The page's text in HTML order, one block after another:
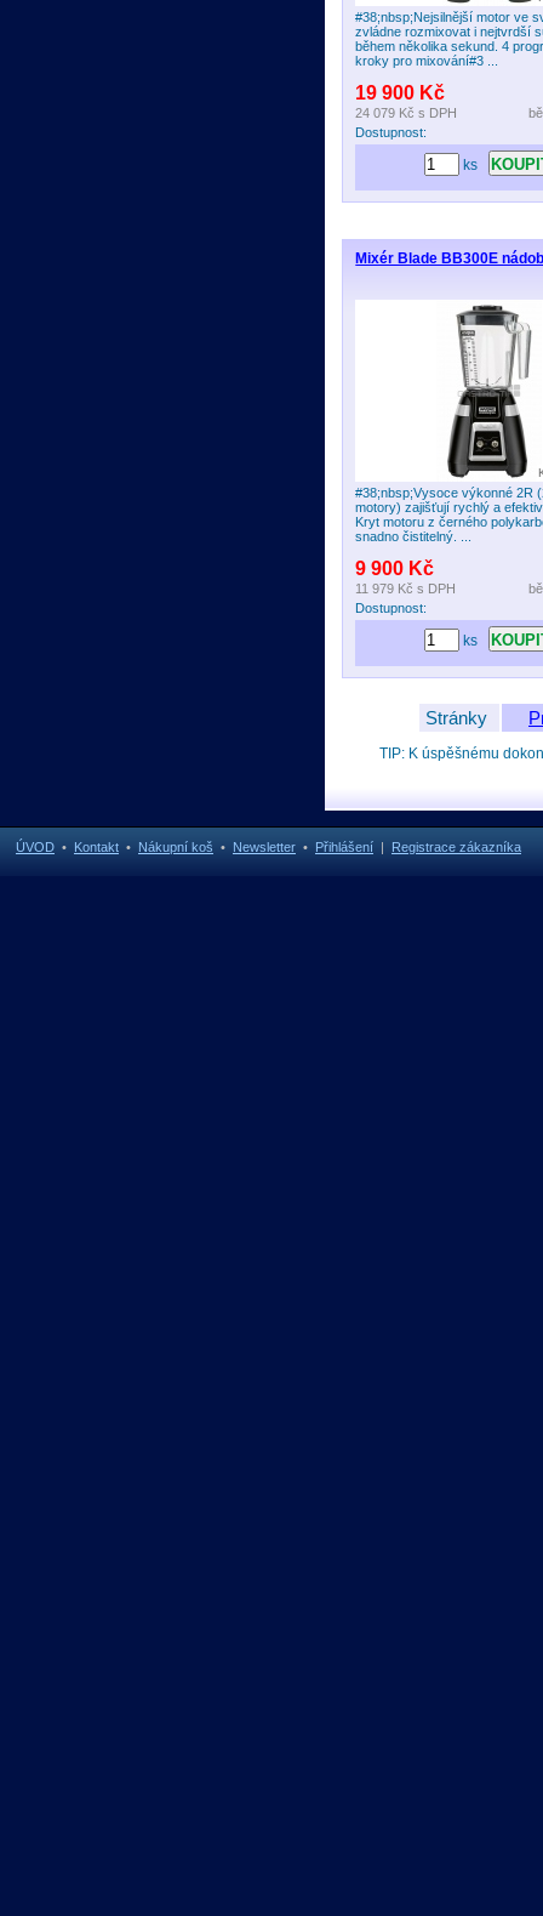
#38;nbsp;Nejsilnější motor ve
zvládne rozmixovat i nejtvrdší
během několika sekund. 4
kroky pro mixování#3 ...
19 900 Kč
24 079 Kč s DPH
Dostupnost:
ks
Mixér Blade BB300E
#38;nbsp;Vysoce výkonné 2R
motory) zajišťují rychlý a
Kryt motoru z černého
snadno čistitelný. ...
9 900 Kč
11 979 Kč s DPH
Dostupnost:
ks
Stránky
TIP: K úspěšnému
ÚVOD • Kontakt • Nákupní koš • Newsletter • Přihlášení | Registrace zákazníka